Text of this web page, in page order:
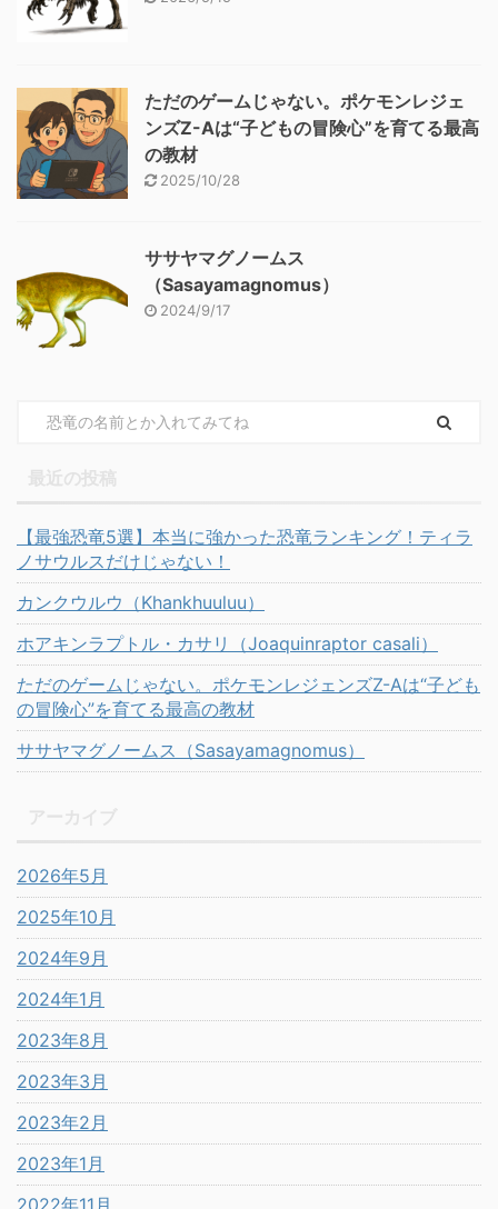
ただのゲームじゃない。ポケモンレジェ
ンズZ-Aは“子どもの冒険心”を育てる最高
の教材
2025/10/28
ササヤマグノームス
（Sasayamagnomus）
2024/9/17
【最強恐竜5選】本当に強かった恐竜ランキング！ティラ
ノサウルスだけじゃない！
カンクウルウ（Khankhuuluu）
ホアキンラプトル・カサリ（Joaquinraptor casali）
ただのゲームじゃない。ポケモンレジェンズZ-Aは“子ども
の冒険心”を育てる最高の教材
ササヤマグノームス（Sasayamagnomus）
2026年5月
2025年10月
2024年9月
2024年1月
2023年8月
2023年3月
2023年2月
2023年1月
2022年11月